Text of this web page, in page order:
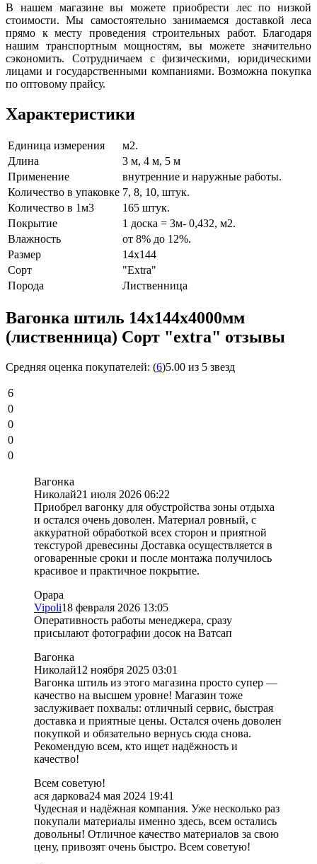
В нашем магазине вы можете приобрести лес по низкой
стоимости. Мы самостоятельно занимаемся доставкой леса
прямо к месту проведения строительных работ. Благодаря
нашим транспортным мощностям, вы можете значительно
сэкономить. Сотрудничаем с физическими, юридическими
лицами и государственными компаниями. Возможна покупка
по оптовому прайсу.
Характеристики
Единица измерения
м2.
Длина
3 м, 4 м, 5 м
Применение
внутренние и наружные работы.
Количество в упаковке 7, 8, 10, штук.
Количество в 1м3
165 штук.
Покрытие
1 доска = 3м- 0,432, м2.
Влажность
от 8% до 12%.
Размер
14х144
Сорт
"Extra"
Порода
Лиственница
Вагонка штиль 14х144х4000мм
(лиственница) Cорт "extra" отзывы
Средняя оценка покупателей: (6)5.00 из 5 звезд
6
0
0
0
0
Вагонка
Николай21 июля 2026 06:22
Приобрел вагонку для обустройства зоны отдыха
и остался очень доволен. Материал ровный, с
аккуратной обработкой всех сторон и приятной
текстурой древесины Доставка осуществляется в
оговаренные сроки и после монтажа получилось
красивое и практичное покрытие.
Opapa
Vipoli18 февраля 2026 13:05
Оперативность работы менеджера, сразу
присылают фотографии досок на Ватсап
Вагонка
Николай12 ноября 2025 03:01
Вагонка штиль из этого магазина просто супер —
качество на высшем уровне! Магазин тоже
заслуживает похвалы: отличный сервис, быстрая
доставка и приятные цены. Остался очень доволен
покупкой и обязательно вернусь сюда снова.
Рекомендую всем, кто ищет надёжность и
качество!
Всем советую!
ася даркова24 мая 2024 19:41
Чудесная и надёжная компания. Уже несколько раз
покупали материалы именно здесь, всем остались
довольны! Отличное качество материалов за свою
цену, привозят очень быстро. Всем советую!